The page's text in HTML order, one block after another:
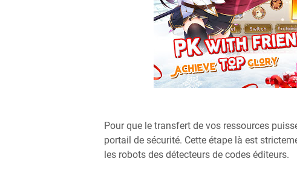
Pour que le transfert de vos ressources
portail de sécurité. Cette étape là est
les robots des détecteurs de codes éditeurs.